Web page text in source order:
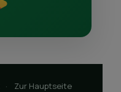
· Zur Hauptseite